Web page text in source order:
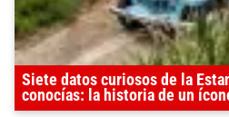
Siete datos curiosos de la
conocías: la historia de un